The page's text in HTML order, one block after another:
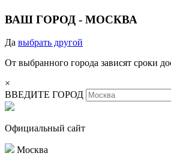
ВАШ ГОРОД - МОСКВА
Да выбрать другой
От выбранного города зависят сроки
×
ВВЕДИТЕ ГОРОД
Официальный сайт
Москва